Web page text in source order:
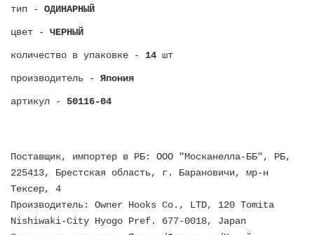
тип - ОДИНАРНЫЙ
цвет - ЧЕРНЫЙ
количество в упаковке - 14 шт
производитель - Япония
артикул - 50116-04
Поставщик, импортер в РБ: ООО "Москанелла-ББ", РБ,
225413, Брестская область, г. Барановичи, мр-н
Тексер, 4
Производитель: Owner Hooks Co., LTD, 120 Tomita
Nishiwaki-City Hyogo Pref. 677-0018, Japan